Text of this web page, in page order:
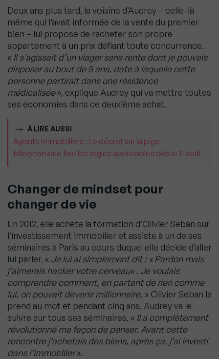
Deux ans plus tard, la voisine d’Audrey – celle-là
même qui l’avait informée de la vente du premier
bien – lui propose de racheter son propre
appartement à un prix défiant toute concurrence.
« Il s’agissait d’un viager sans rente dont je pouvais
disposer au bout de 5 ans, date à laquelle cette
personne partirait dans une résidence
médicalisée», explique Audrey qui va mettre toutes
ses économies dans ce deuxième achat.
À LIRE AUSSI
Agents immobiliers : Le décret sur la pige
téléphonique fixe les règles applicables dès le 11 août
Changer de mindset pour
changer de vie
En 2012, elle achète la formation d’Olivier Seban sur
l’investissement immobilier et assiste à un de ses
séminaires à Paris au cours duquel elle décide d’aller
lui parler. « Je lui ai simplement dit : « Pardon mais
j’aimerais hacker votre cerveau« . Je voulais
comprendre comment, en partant de rien comme
lui, on pouvait devenir millionnaire. » Olivier Seban la
prend au mot et pendant cinq ans, Audrey va le
suivre sur tous ses séminaires. « Il a complètement
révolutionné ma façon de penser. Avant cette
rencontre j’achetais des biens, après ça, j’ai investi
dans l’immobilier».